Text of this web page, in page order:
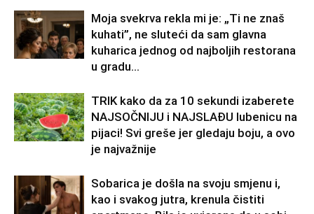
Moja svekrva rekla mi je: „Ti ne znaš
kuhati”, ne sluteći da sam glavna
kuharica jednog od najboljih restorana
u gradu…
TRIK kako da za 10 sekundi izaberete
NAJSOČNIJU i NAJSLAĐU lubenicu na
pijaci! Svi greše jer gledaju boju, a ovo
je najvažnije
Sobarica je došla na svoju smjenu i,
kao i svakog jutra, krenula čistiti